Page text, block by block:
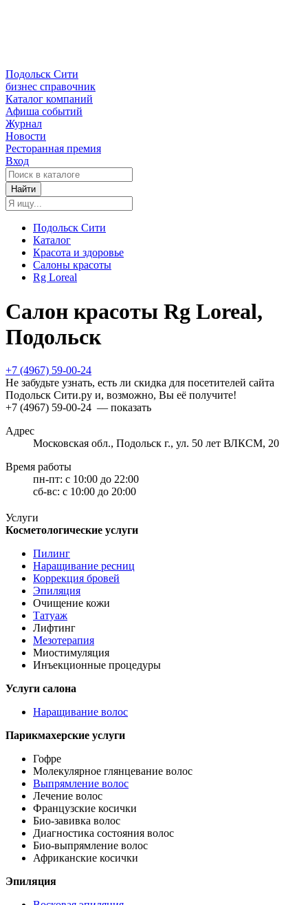
Подольск Сити
бизнес справочник
Каталог компаний
Афиша событий
Журнал
Новости
Ресторанная премия
Вход
Найти
Подольск Сити
Каталог
Красота и здоровье
Салоны красоты
Rg Loreal
Салон красоты Rg Loreal,
Подольск
+7 (4967) 59-00-24
Не забудьте узнать, есть ли скидка для посетителей сайта
Подольск Сити.ру и, возможно, Вы её получите!
+7 (4967) 59-00-24 — показать
Адрес
Московская обл., Подольск г., ул. 50 лет ВЛКСМ, 20
Время работы
пн-пт: с 10:00 до 22:00
сб-вс: с 10:00 до 20:00
Услуги
Косметологические услуги
Пилинг
Наращивание ресниц
Коррекция бровей
Эпиляция
Очищение кожи
Татуаж
Лифтинг
Мезотерапия
Миостимуляция
Инъекционные процедуры
Услуги салона
Наращивание волос
Парикмахерские услуги
Гофре
Молекулярное глянцевание волос
Выпрямление волос
Лечение волос
Французские косички
Био-завивка волос
Диагностика состояния волос
Био-выпрямление волос
Африканские косички
Эпиляция